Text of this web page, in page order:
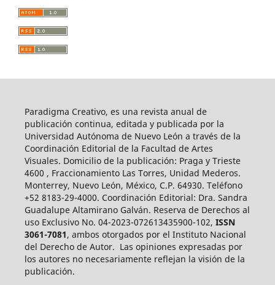
Paradigma Creativo, es una revista anual de
publicación continua, editada y publicada por la
Universidad Autónoma de Nuevo León a través de la
Coordinación Editorial de la Facultad de Artes
Visuales. Domicilio de la publicación: Praga y Trieste
4600 , Fraccionamiento Las Torres, Unidad Mederos.
Monterrey, Nuevo León, México, C.P. 64930. Teléfono
+52 8183-29-4000. Coordinación Editorial: Dra. Sandra
Guadalupe Altamirano Galván. Reserva de Derechos al
uso Exclusivo No. 04-2023-072613435900-102, ISSN
3061-7081, ambos otorgados por el Instituto Nacional
del Derecho de Autor. Las opiniones expresadas por
los autores no necesariamente reflejan la visión de la
publicación.